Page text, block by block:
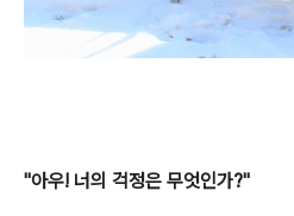
"아우! 너의 걱정은 무엇인가?"